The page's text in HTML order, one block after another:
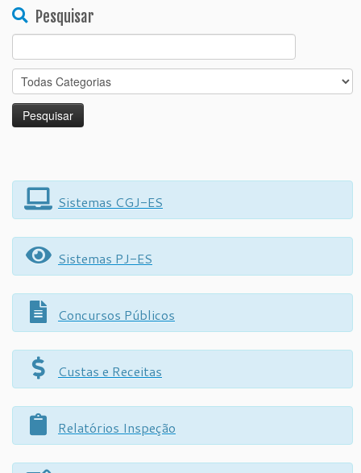
Pesquisar
Search
for:
Sistemas CGJ-ES
Sistemas PJ-ES
Concursos Públicos
Custas e Receitas
Relatórios Inspeção